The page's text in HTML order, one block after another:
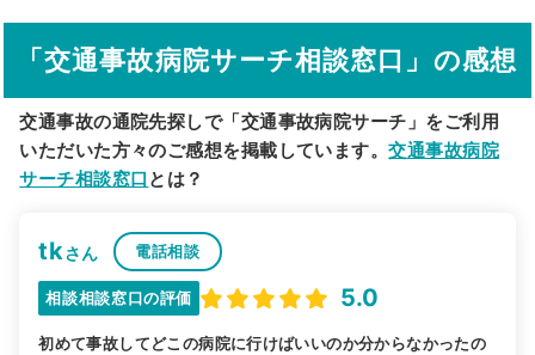
駅から探す 院名から探す
「交通事故病院サーチ相談窓口」の感想
交通事故の通院先探しで「交通事故病院サーチ」をご利用
いただいた方々のご感想を掲載しています。交通事故病院
サーチ相談窓口 とは？
tkさん 電話相談
相談相談窓口の評価 5.0
初めて事故してどこの病院に行けばいいのか分からなかったの